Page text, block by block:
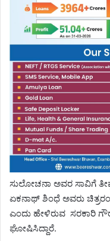
ಸುಲೋಚನಾ ಅವರ ಸಾವಿಗೆ
ಏಕನಾಥ್ ಶಿಂಧೆ ಅವರು ಚಿತ್ರರಂಗ
ಎಂದು ಹೇಳಿರುವ ಸರಕಾರಿ
ಘೋಷಿಸಿದ್ದಾರೆ.